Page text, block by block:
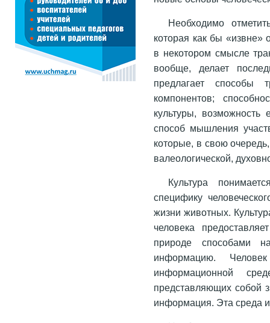
Необходимо
которая как бы «извне»
в некотором смысле
вообще, делает
предлагает способы
компонентов;
культуры,
способ мышления
которые, в свою
валеологической,
Культура
специфику
жизни животных.
человека
природе способами
информацию.
информационной
представляющих собой
информация. Эта среда и